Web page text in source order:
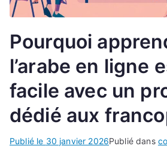
Pourquoi
l’arabe en ligne
facile avec un
dédié aux
Publié le 30 janvier 2026Publié dans